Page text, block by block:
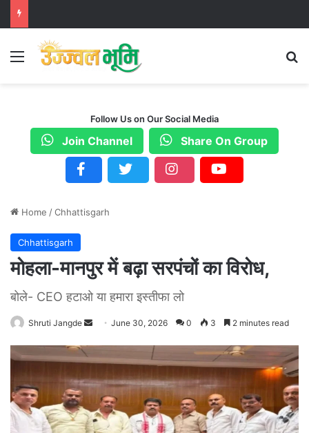
Menu
Follow Us on Our Social Media
Join Channel Share On Group
Home /Chhattisgarh
Chhattisgarh
मोहला-मानपुर में बढ़ा सरपंचों का विरोध,
बोले- CEO हटाओ या हमारा इस्तीफा लो
Shruti Jangde
n
a
e
June 30, 2026 0 3 2 minutes read